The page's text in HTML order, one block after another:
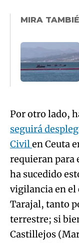
MIRA
Por otro lado,
seguirá
Civilen Ceuta
requieran para
ha sucedido
vigilancia en el
Tarajal, tanto
terrestre; si
Castillejos